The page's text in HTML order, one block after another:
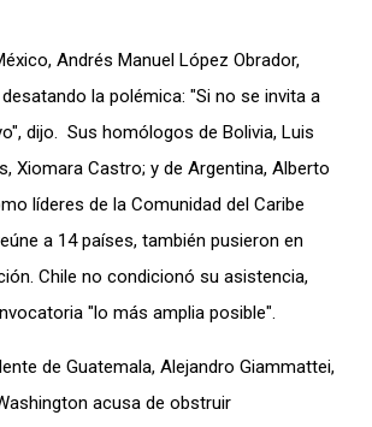
Andrés Manuel López Obrador,
la polémica: "Si no se invita a
dijo. Sus homólogos de Bolivia, Luis
Xiomara Castro; y de Argentina, Alberto
líderes de la Comunidad del Caribe
a 14 países, también pusieron en
Chile no condicionó su asistencia,
"lo más amplia posible".
de Guatemala, Alejandro Giammattei,
acusa de obstruir